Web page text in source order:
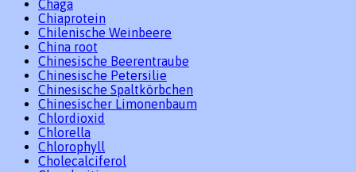
Chaga
Chiaprotein
Chilenische Weinbeere
China root
Chinesische Beerentraube
Chinesische Petersilie
Chinesische Spaltkörbchen
Chinesischer Limonenbaum
Chlordioxid
Chlorella
Chlorophyll
Cholecalciferol